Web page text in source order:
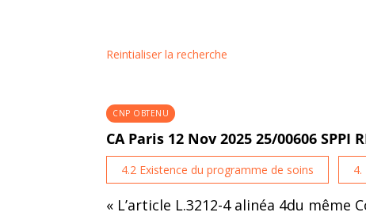
Reintialiser la recherche
CNP OBTENU
CA Paris 12 Nov 2025 25/00606
4.2 Existence du programme de soins
« L’article L.3212-4 alinéa 4du